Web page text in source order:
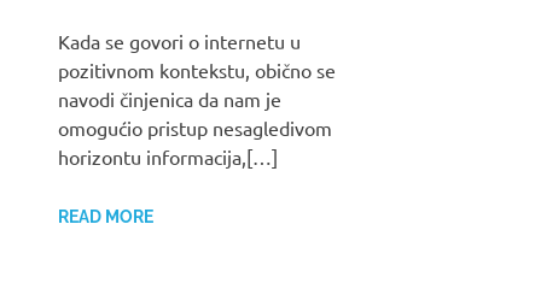
Kada se govori o internetu u
pozitivnom kontekstu, obično se
navodi činjenica da nam je
omogućio pristup nesagledivom
horizontu informacija,[…]
READ MORE